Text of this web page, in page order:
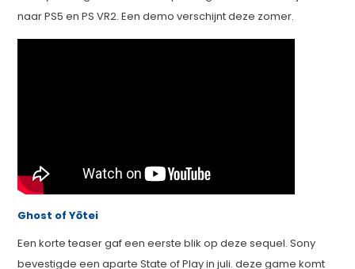
naar PS5 en PS VR2. Een demo verschijnt deze zomer.
Ghost of Yōtei
Een korte teaser gaf een eerste blik op deze sequel. Sony
bevestigde een aparte State of Play in juli. deze game komt